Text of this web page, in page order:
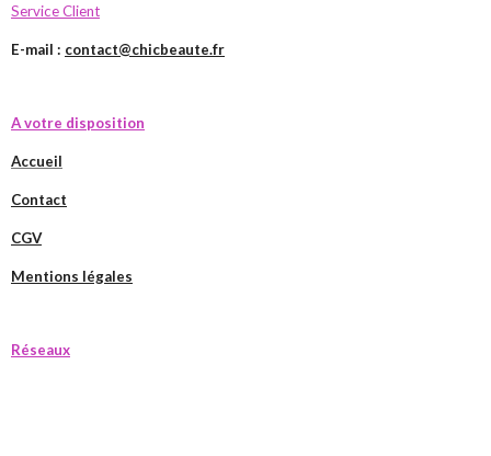
Service Client
E-mail : contact@chicbeaute.fr
A votre disposition
Accueil
Contact
CGV
Mentions légales
Réseaux